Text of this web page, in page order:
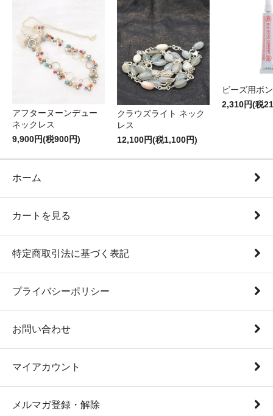
アフターヌーンデュー
ネックレス
9,900円(税900円)
クラウズライト ネック
レス
12,100円(税1,100円)
ビーズ用ボ
2,310円(税
ホーム
カートを見る
特定商取引法に基づく表記
プライバシーポリシー
お問い合わせ
マイアカウント
メルマガ登録・解除